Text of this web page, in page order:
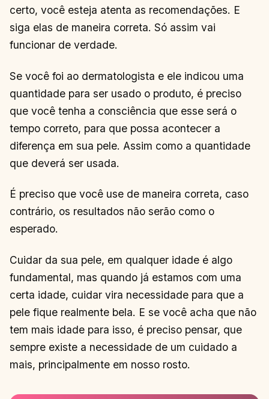
certo, você esteja atenta as recomendações. E
siga elas de maneira correta. Só assim vai
funcionar de verdade.
Se você foi ao dermatologista e ele indicou uma
quantidade para ser usado o produto, é preciso
que você tenha a consciência que esse será o
tempo correto, para que possa acontecer a
diferença em sua pele. Assim como a quantidade
que deverá ser usada.
É preciso que você use de maneira correta, caso
contrário, os resultados não serão como o
esperado.
Cuidar da sua pele, em qualquer idade é algo
fundamental, mas quando já estamos com uma
certa idade, cuidar vira necessidade para que a
pele fique realmente bela. E se você acha que não
tem mais idade para isso, é preciso pensar, que
sempre existe a necessidade de um cuidado a
mais, principalmente em nosso rosto.